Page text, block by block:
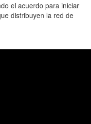
el acuerdo para iniciar
distribuyen la red de